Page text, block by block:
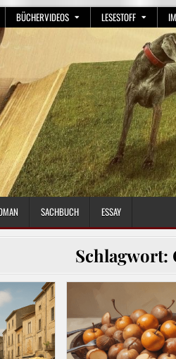
BÜCHERVIDEOS LESESTOFF
SACHBUCH ESSAY
Schlagwort: